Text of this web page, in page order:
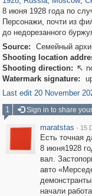
8 июня 1928 года по
Персонажи, почти из
до недорезанного
Source:
Семейный
Shooting location
Shooting direction: 
Watermark signature:
Last edit 20 November
1
Sign in to share
maratstas · 15
Есть точная
8 июня1928
вал.
авто
начали